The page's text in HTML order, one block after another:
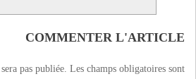
COMMENTER L'ARTICLE
pas publiée. Les champs obligatoires sont